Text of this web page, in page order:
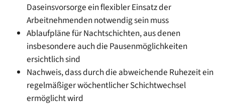
Daseinsvorsorge ein flexibler Einsatz der
Arbeitnehmenden notwendig sein muss
Ablaufpläne für Nachtschichten, aus denen
insbesondere auch die Pausenmöglichkeiten
ersichtlich sind
Nachweis, dass durch die abweichende Ruhezeit ein
regelmäßiger wöchentlicher Schichtwechsel
ermöglicht wird